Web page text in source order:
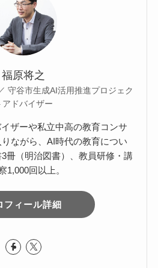
福原将之
守谷市生成AI活用推進プロジェク
アドバイザー
ザーや私立中高の教育コンサ
ながら、AI時代の教育につい
冊（明治図書）、教員研修・講
1,000回以上。
フィール詳細